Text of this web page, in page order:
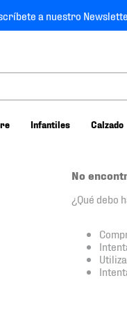
a nuestro
Infantiles Calzado
No
¿Qué debo